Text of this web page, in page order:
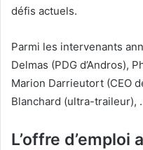
défis actuels.
Parmi les intervenants
Delmas (PDG d’Andros),
Marion Darrieutort (CEO
Blanchard (ultra-traileur),
L’offre d’emploi